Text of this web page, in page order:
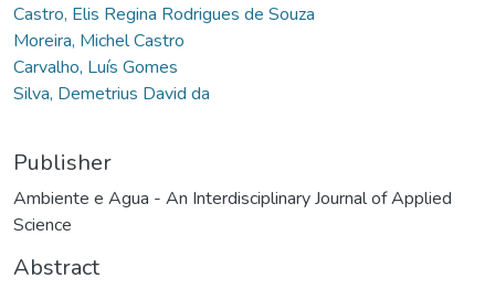
Castro, Elis Regina Rodrigues de Souza
Moreira, Michel Castro
Carvalho, Luís Gomes
Silva, Demetrius David da
Publisher
Ambiente e Agua - An Interdisciplinary Journal of Applied
Science
Abstract